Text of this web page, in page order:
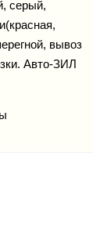
серый,
вывоз
Авто-ЗИЛ